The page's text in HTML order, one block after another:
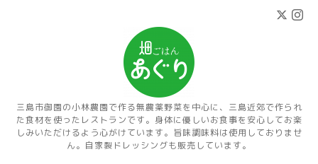
三島市御園の小林農園で作る無農薬野菜を中心に、三島近郊で作られ
た食材を使ったレストランです。身体に優しいお食事を安心してお楽
しみいただけるよう心がけています。旨味調味料は使用しておりませ
ん。自家製ドレッシングも販売しています。